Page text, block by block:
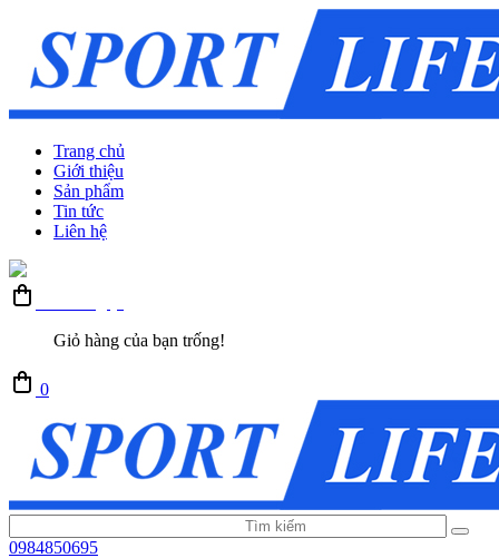
Trang chủ
Giới thiệu
Sản phẩm
Tin tức
Liên hệ
Giỏ hàng của bạn trống!
0
0984850695